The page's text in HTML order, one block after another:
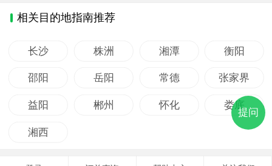
相关目的地指南推荐
长沙 株洲 湘潭 衡阳
邵阳 岳阳 常德 张家界
益阳 郴州 怀化 娄底
湘西
提问